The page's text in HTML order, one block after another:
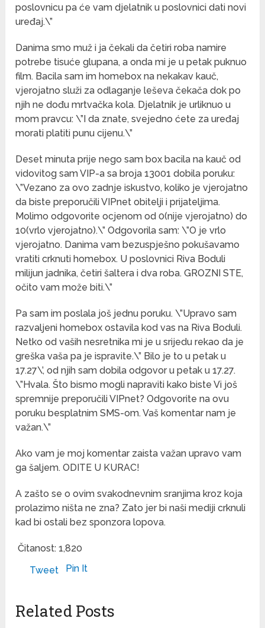
poslovnicu pa će vam djelatnik u poslovnici dati novi
uređaj.\”
Danima smo muž i ja čekali da četiri roba namire
potrebe tisuće glupana, a onda mi je u petak puknuo
film. Bacila sam im homebox na nekakav kauč,
vjerojatno služi za odlaganje leševa čekača dok po
njih ne dođu mrtvačka kola. Djelatnik je urliknuo u
mom pravcu: \”I da znate, svejedno ćete za uređaj
morati platiti punu cijenu.\”
Deset minuta prije nego sam box bacila na kauč od
vidovitog sam VIP-a sa broja 13001 dobila poruku:
\”Vezano za ovo zadnje iskustvo, koliko je vjerojatno
da biste preporučili VIPnet obitelji i prijateljima.
Molimo odgovorite ocjenom od 0(nije vjerojatno) do
10(vrlo vjerojatno).\” Odgovorila sam: \”O je vrlo
vjerojatno. Danima vam bezuspješno pokušavamo
vratiti crknuti homebox. U poslovnici Riva Boduli
milijun jadnika, četiri šaltera i dva roba. GROZNI STE,
očito vam može biti.\”
Pa sam im poslala još jednu poruku. \”Upravo sam
razvaljeni homebox ostavila kod vas na Riva Boduli.
Netko od vaših nesretnika mi je u srijedu rekao da je
greška vaša pa je ispravite.\” Bilo je to u petak u
17.27\’, od njih sam dobila odgovor u petak u 17.27.
\”Hvala. Što bismo mogli napraviti kako biste Vi još
spremnije preporučili VIPnet? Odgovorite na ovu
poruku besplatnim SMS-om. Vaš komentar nam je
važan.\”
Ako vam je moj komentar zaista važan upravo vam
ga šaljem. ODITE U KURAC!
A zašto se o ovim svakodnevnim sranjima kroz koja
prolazimo ništa ne zna? Zato jer bi naši mediji crknuli
kad bi ostali bez sponzora lopova.
Čitanost: 1,820
Tweet
Pin It
Related Posts